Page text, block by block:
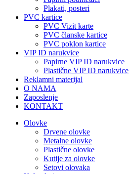
Plakati, posteri
PVC kartice
PVC Vizit karte
PVC članske kartice
PVC poklon kartice
VIP ID narukvice
Papirne VIP ID narukvice
Plastične VIP ID narukvice
Reklamni materijal
O NAMA
Zaposlenje
KONTAKT
Olovke
Drvene olovke
Metalne olovke
Plastične olovke
Kutije za olovke
Setovi olovaka